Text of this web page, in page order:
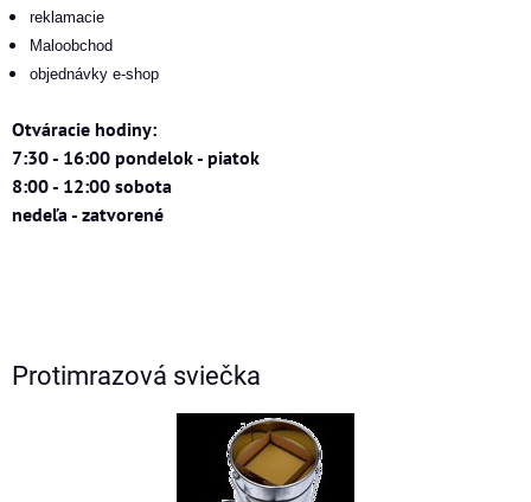
reklamacie
Maloobchod
objednávky e-shop
Otváracie hodiny:
7:30 - 16:00 pondelok - piatok
8:00 - 12:00 sobota
nedeľa - zatvorené
Protimrazová sviečka